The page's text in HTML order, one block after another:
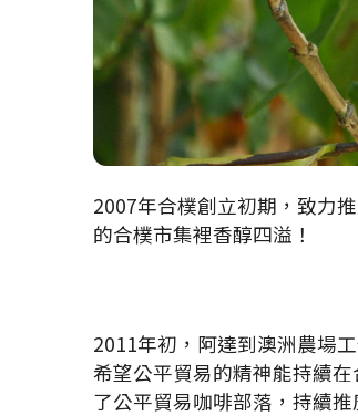
2007年合樸創立初期，致力
的合樸市集裡香醇四溢！
2011年初，阿達到澳洲農場
希望公平貿易的精神能持續
了公平貿易咖啡部落，持續